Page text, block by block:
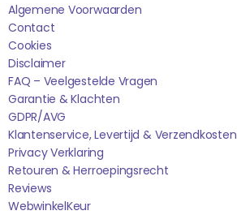
Algemene Voorwaarden
Contact
Cookies
Disclaimer
FAQ – Veelgestelde Vragen
Garantie & Klachten
GDPR/AVG
Klantenservice, Levertijd & Verzendkosten
Privacy Verklaring
Retouren & Herroepingsrecht
Reviews
WebwinkelKEur